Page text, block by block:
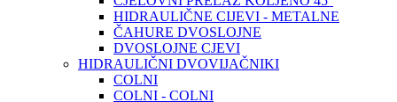
HIDRAULIČNE CIJEVI - METALNE
ČAHURE DVOSLOJNE
DVOSLOJNE CJEVI
HIDRAULIČNI DVOVIJAČNIKI
COLNI
COLNI - COLNI